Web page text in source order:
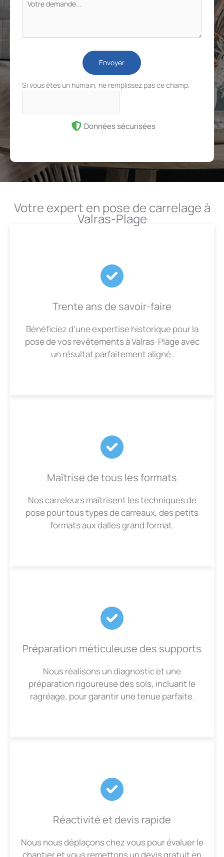
Envoyer
Si vous êtes un humain, ne remplissez pas ce champ.
Données sécurisées
Votre expert en pose de carrelage à
Valras-Plage
Trente ans de savoir-faire
Bénéficiez d’une expertise historique pour la
pose de vos revêtements à Valras-Plage avec
un résultat parfaitement aligné.
Maîtrise de tous les formats
Nos carreleurs maîtrisent les techniques de
pose pour tous types de carreaux, des petits
formats aux dalles grand format.
Préparation méticuleuse des supports
Nous réalisons un diagnostic et une
préparation rigoureuse des sols, incluant le
ragréage, pour garantir une tenue parfaite.
Réactivité et devis rapide
Nous nous déplaçons chez vous pour évaluer le